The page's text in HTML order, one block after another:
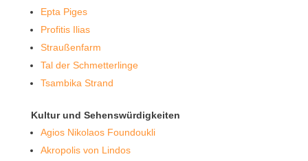
Epta Piges
Profitis Ilias
Straußenfarm
Tal der Schmetterlinge
Tsambika Strand
Kultur und Sehenswürdigkeiten
Agios Nikolaos Foundoukli
Akropolis von Lindos